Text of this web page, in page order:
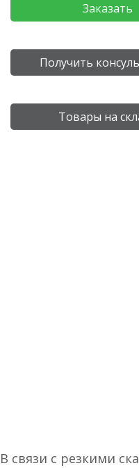
Заказать
Получить
Товары на
В связи с резкими